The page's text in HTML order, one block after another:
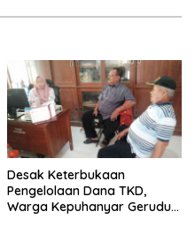
Desak Keterbukaan
Pengelolaan Dana TKD,
Warga Kepuhanyar Geruduk